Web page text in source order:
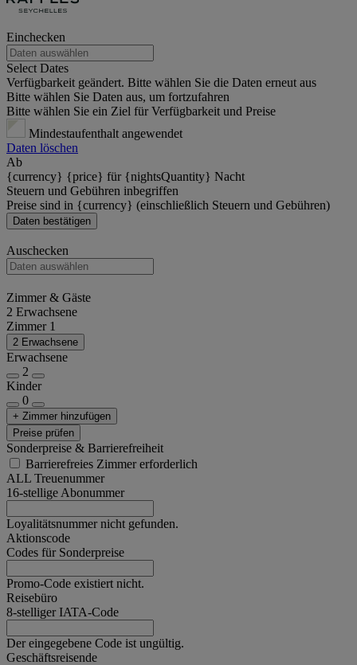
Einchecken
Select Dates
Verfügbarkeit geändert. Bitte wählen Sie die Daten erneut aus
Bitte wählen Sie Daten aus, um fortzufahren
Bitte wählen Sie ein Ziel für Verfügbarkeit und Preise
Mindestaufenthalt angewendet
Daten löschen
Ab
{currency} {price} für {nightsQuantity} Nacht
Steuern und Gebühren inbegriffen
Preise sind in {currency} (einschließlich Steuern und Gebühren)
Daten bestätigen
Auschecken
Zimmer & Gäste
2 Erwachsene
Zimmer 1
2 Erwachsene
Erwachsene
2
Kinder
0
+ Zimmer hinzufügen
Preise prüfen
Sonderpreise & Barrierefreiheit
Barrierefreies Zimmer erforderlich
ALL Treuenummer
16-stellige Abonummer
Loyalitätsnummer nicht gefunden.
Aktionscode
Codes für Sonderpreise
Promo-Code existiert nicht.
Reisebüro
8-stelliger IATA-Code
Der eingegebene Code ist ungültig.
Geschäftsreisende